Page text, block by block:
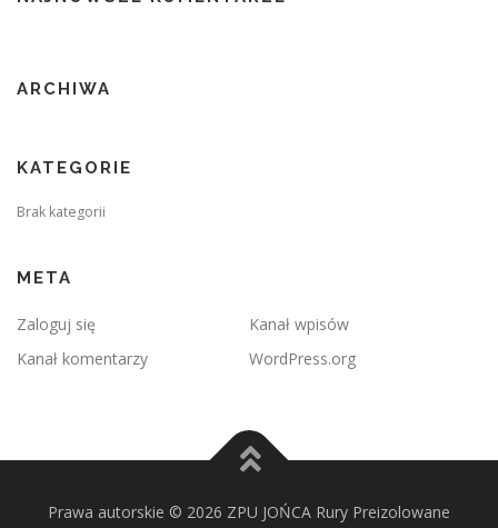
ARCHIWA
KATEGORIE
Brak kategorii
META
Zaloguj się
Kanał wpisów
Kanał komentarzy
WordPress.org
Prawa autorskie © 2026 ZPU JOŃCA Rury Preizolowane